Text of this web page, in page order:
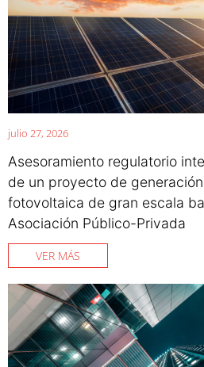
julio 27, 2026
Asesoramiento regulatorio
de un proyecto de
fotovoltaica de gran escala
Asociación Público-Privada
VER MÁS